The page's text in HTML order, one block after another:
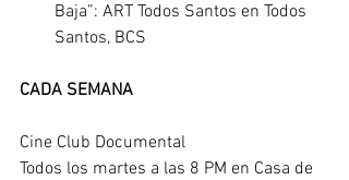
Baja”: ART Todos Santos en Todos
Santos, BCS
CADA SEMANA
Cine Club Documental
Todos los martes a las 8 PM en Casa de